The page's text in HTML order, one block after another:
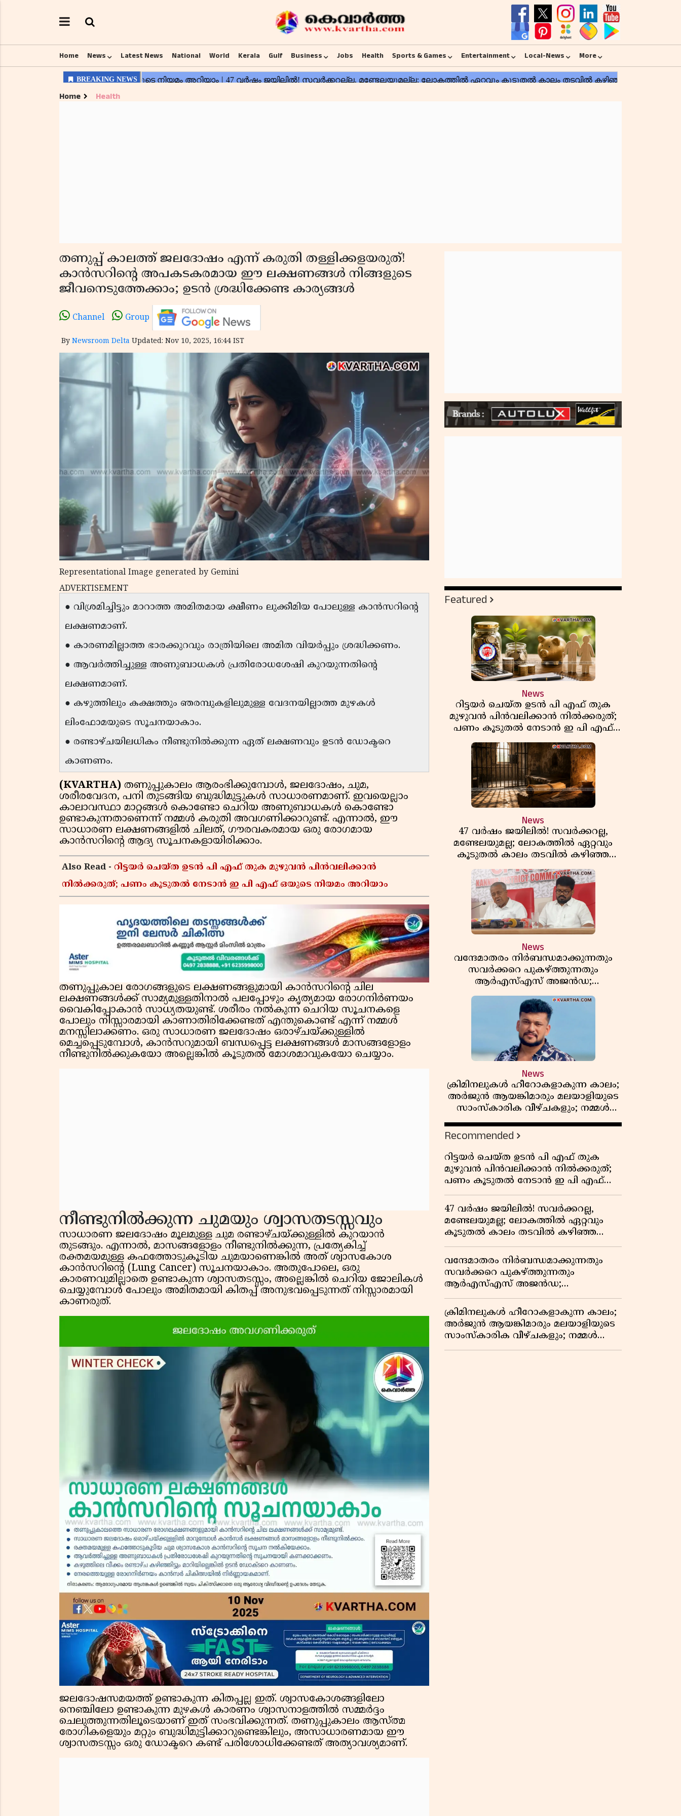
Home News Latest News National World Kerala Gulf Business Jobs Health Sports & Games Entertainment Local-News More
Home Health
തണുപ്പ് കാലത്ത് ജലദോഷം എന്ന് കരുതി തള്ളിക്കളയരുത്!
കാൻസറിൻ്റെ അപകടകരമായ ഈ ലക്ഷണങ്ങൾ നിങ്ങളുടെ
ജീവനെടുത്തേക്കാം; ഉടൻ ശ്രദ്ധിക്കേണ്ട കാര്യങ്ങൾ
Channel Group
By Newsroom Delta Updated: Nov 10, 2025, 16:44 IST
Representational Image generated by Gemini
ADVERTISEMENT
● വിശ്രമിച്ചിട്ടും മാറാത്ത അമിതമായ ക്ഷീണം ലുക്കീമിയ പോലുള്ള കാൻസറിൻ്റെ
ലക്ഷണമാണ്.
● കാരണമില്ലാത്ത ഭാരക്കുറവും രാത്രിയിലെ അമിത വിയർപ്പും ശ്രദ്ധിക്കണം.
● ആവർത്തിച്ചുള്ള അണുബാധകൾ പ്രതിരോധശേഷി കുറയുന്നതിൻ്റെ
ലക്ഷണമാണ്.
● കഴുത്തിലും കക്ഷത്തും ഞരമ്പുകളിലുമുള്ള വേദനയില്ലാത്ത മുഴകൾ
ലിംഫോമയുടെ സൂചനയാകാം.
● രണ്ടാഴ്ചയിലധികം നീണ്ടുനിൽക്കുന്ന ഏത് ലക്ഷണവും ഉടൻ ഡോക്ടറെ
കാണണം.
(KVARTHA) തണുപ്പുകാലം ആരംഭിക്കുമ്പോൾ, ജലദോഷം, ചുമ,
ശരീരവേദന, പനി തുടങ്ങിയ ബുദ്ധിമുട്ടുകൾ സാധാരണമാണ്. ഇവയെല്ലാം
കാലാവസ്ഥാ മാറ്റങ്ങൾ കൊണ്ടോ ചെറിയ അണുബാധകൾ കൊണ്ടോ
ഉണ്ടാകുന്നതാണെന്ന് നമ്മൾ കരുതി അവഗണിക്കാറുണ്ട്. എന്നാൽ, ഈ
സാധാരണ ലക്ഷണങ്ങളിൽ ചിലത്, ഗൗരവകരമായ ഒരു രോഗമായ
കാൻസറിന്റെ ആദ്യ സൂചനകളായിരിക്കാം.
Also Read - റിട്ടയർ ചെയ്ത ഉടൻ പി എഫ് തുക മുഴുവൻ പിൻവലിക്കാൻ
നിൽക്കരുത്; പണം കൂടുതൽ നേടാൻ ഇ പി എഫ് ഒയുടെ നിയമം അറിയാം
തണുപ്പുകാല രോഗങ്ങളുടെ ലക്ഷണങ്ങളുമായി കാൻസറിന്റെ ചില
ലക്ഷണങ്ങൾക്ക് സാമ്യമുള്ളതിനാൽ പലപ്പോഴും കൃത്യമായ രോഗനിർണയം
വൈകിപ്പോകാൻ സാധ്യതയുണ്ട്. ശരീരം നൽകുന്ന ചെറിയ സൂചനകളെ
പോലും നിസ്സാരമായി കാണാതിരിക്കേണ്ടത് എന്തുകൊണ്ട് എന്ന് നമ്മൾ
മനസ്സിലാക്കണം. ഒരു സാധാരണ ജലദോഷം ഒരാഴ്ചയ്ക്കുള്ളിൽ
മെച്ചപ്പെടുമ്പോൾ, കാൻസറുമായി ബന്ധപ്പെട്ട ലക്ഷണങ്ങൾ മാസങ്ങളോളം
നീണ്ടുനിൽക്കുകയോ അല്ലെങ്കിൽ കൂടുതൽ മോശമാവുകയോ ചെയ്യാം.
നീണ്ടുനിൽക്കുന്ന ചുമയും ശ്വാസതടസ്സവും
സാധാരണ ജലദോഷം മൂലമുള്ള ചുമ രണ്ടാഴ്ചയ്ക്കുള്ളിൽ കുറയാൻ
തുടങ്ങും. എന്നാൽ, മാസങ്ങളോളം നീണ്ടുനിൽക്കുന്ന, പ്രത്യേകിച്ച്
രക്തമയമുള്ള കഫത്തോടുകൂടിയ ചുമയാണെങ്കിൽ അത് ശ്വാസകോശ
കാൻസറിന്റെ (Lung Cancer) സൂചനയാകാം. അതുപോലെ, ഒരു
കാരണവുമില്ലാതെ ഉണ്ടാകുന്ന ശ്വാസതടസ്സം, അല്ലെങ്കിൽ ചെറിയ ജോലികൾ
ചെയ്യുമ്പോൾ പോലും അമിതമായി കിതപ്പ് അനുഭവപ്പെടുന്നത് നിസ്സാരമായി
കാണരുത്.
ജലദോഷസമയത്ത് ഉണ്ടാകുന്ന കിതപ്പല്ല ഇത്. ശ്വാസകോശങ്ങളിലോ
നെഞ്ചിലോ ഉണ്ടാകുന്ന മുഴകൾ കാരണം ശ്വാസനാളത്തിൽ സമ്മർദ്ദം
ചെലുത്തുന്നതിലൂടെയാണ് ഇത് സംഭവിക്കുന്നത്. തണുപ്പുകാലം ആസ്ത്മ
രോഗികളെയും മറ്റും ബുദ്ധിമുട്ടിക്കാറുണ്ടെങ്കിലും, അസാധാരണമായ ഈ
ശ്വാസതടസ്സം ഒരു ഡോക്ടറെ കണ്ട് പരിശോധിക്കേണ്ടത് അത്യാവശ്യമാണ്.
Featured
News
റിട്ടയർ ചെയ്ത ഉടൻ പി എഫ് തുക
മുഴുവൻ പിൻവലിക്കാൻ നിൽക്കരുത്;
പണം കൂടുതൽ നേടാൻ ഇ പി എഫ്
ഒയുടെ നിയമം അറിയാം
News
47 വർഷം ജയിലിൽ! സവർക്കറല്ല,
മണ്ടേലയുമല്ല; ലോകത്തിൽ ഏറ്റവും
കൂടുതൽ കാലം തടവിൽ കഴിഞ്ഞ
രാഷ്ട്രീയ തടവുകാരൻ ഇദ്ദേഹം! ഒരു
ഇന്ത്യൻ സ്വാതന്ത്ര്യസമര സേനാനിയുടെ
വേറിട്ട കഥ
News
വന്ദേമാതരം നിർബന്ധമാക്കുന്നതും
സവർക്കറെ പുകഴ്ത്തുന്നതും
ആർഎസ്എസ് അജൻഡ;
സർക്കാരിനെതിരെ പിണറായി വിജയൻ
News
ക്രിമിനലുകൾ ഹീറോകളാകുന്ന കാലം;
അർജുൻ ആയങ്കിമാരും മലയാളിയുടെ
സാംസ്കാരിക വീഴ്ചകളും; നമ്മൾ
എങ്ങോട്ടാണ് പോകുന്നത്
Recommended
റിട്ടയർ ചെയ്ത ഉടൻ പി എഫ് തുക
മുഴുവൻ പിൻവലിക്കാൻ നിൽക്കരുത്;
പണം കൂടുതൽ നേടാൻ ഇ പി എഫ്
ഒയുടെ നിയമം അറിയാം
47 വർഷം ജയിലിൽ! സവർക്കറല്ല,
മണ്ടേലയുമല്ല; ലോകത്തിൽ ഏറ്റവും
കൂടുതൽ കാലം തടവിൽ കഴിഞ്ഞ
രാഷ്ട്രീയ തടവുകാരൻ ഇദ്ദേഹം! ഒരു
ഇന്ത്യൻ സ്വാതന്ത്ര്യസമര സേനാനിയുടെ
വേറിട്ട കഥ
വന്ദേമാതരം നിർബന്ധമാക്കുന്നതും
സവർക്കറെ പുകഴ്ത്തുന്നതും
ആർഎസ്എസ് അജൻഡ;
സർക്കാരിനെതിരെ പിണറായി വിജയൻ
ക്രിമിനലുകൾ ഹീറോകളാകുന്ന കാലം;
അർജുൻ ആയങ്കിമാരും മലയാളിയുടെ
സാംസ്കാരിക വീഴ്ചകളും; നമ്മൾ
എങ്ങോട്ടാണ് പോകുന്നത്